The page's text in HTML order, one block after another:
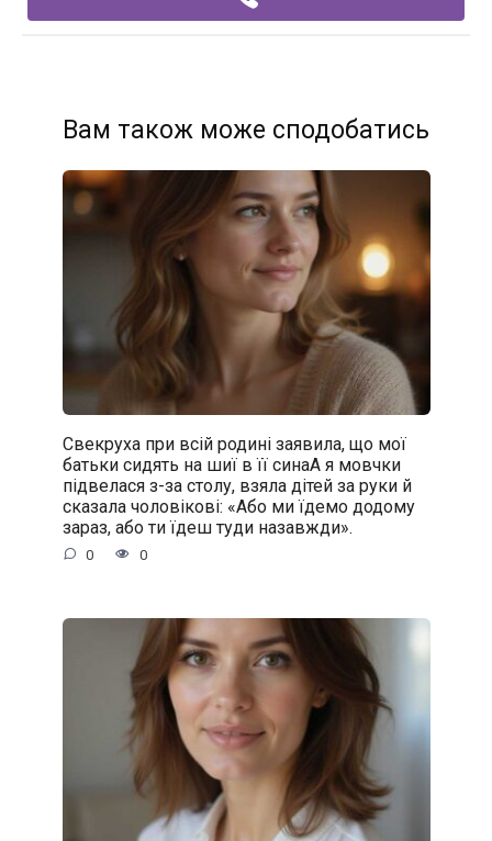
Вам також може сподобатись
Свекруха при всій родині заявила, що мої
батьки сидять на шиї в її синаА я мовчки
підвелася з-за столу, взяла дітей за руки й
сказала чоловікові: «Або ми їдемо додому
зараз, або ти їдеш туди назавжди».
0 0